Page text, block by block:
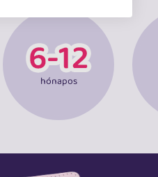
hónapos